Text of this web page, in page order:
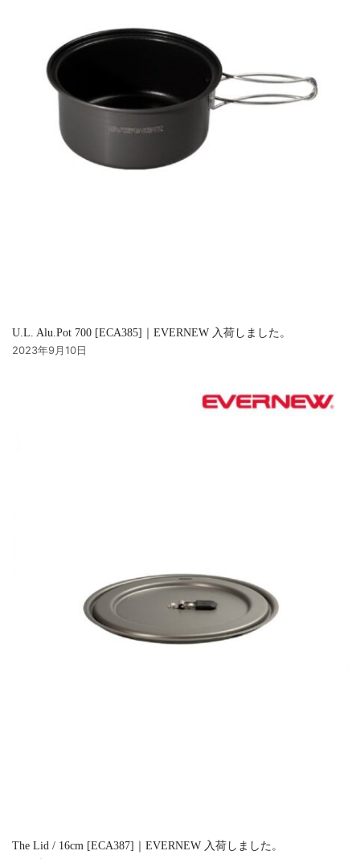
U.L. Alu.Pot 700 [ECA385]｜EVERNEW 入荷しました。
2023年9月10日
The Lid / 16cm [ECA387]｜EVERNEW 入荷しました。